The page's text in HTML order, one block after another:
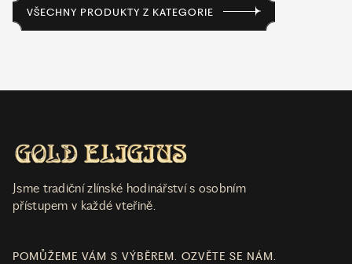
VŠECHNY PRODUKTY Z KATEGORIE
Jsme tradiční zlínské hodinářství s osobním
přístupem v každé vteřině.
POMŮŽEME VÁM S VÝBĚREM. OZVĚTE SE NÁM.